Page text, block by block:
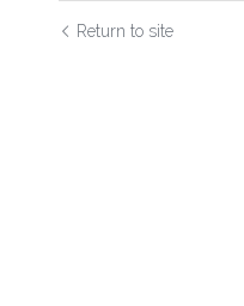
Return to site